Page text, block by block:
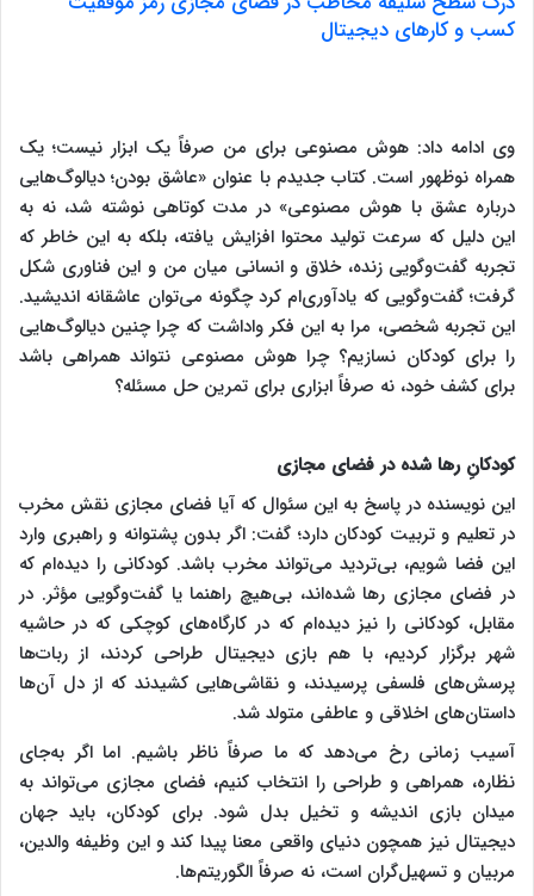
کسب و کارهای دیجیتال
وی ادامه داد: هوش مصنوعی برای من صرفاً یک ابزار نیست؛ یک
همراه نوظهور است. کتاب جدیدم با عنوان «عاشق بودن؛ دیالوگ‌هایی
درباره عشق با هوش مصنوعی» در مدت کوتاهی نوشته شد، نه به
این دلیل که سرعت تولید محتوا افزایش یافته، بلکه به این خاطر که
تجربه گفت‌وگویی زنده، خلاق و انسانی میان من و این فناوری شکل
گرفت؛ گفت‌وگویی که یادآوری‌ام کرد چگونه می‌توان عاشقانه اندیشید.
این تجربه شخصی، مرا به این فکر واداشت که چرا چنین دیالوگ‌هایی
را برای کودکان نسازیم؟ چرا هوش مصنوعی نتواند همراهی باشد
برای کشف خود، نه صرفاً ابزاری برای تمرین حل مسئله؟
کودکانِ رها شده‌ در فضای مجازی
این نویسنده در پاسخ به این سئوال که آیا فضای مجازی نقش مخرب
در تعلیم و تربیت کودکان دارد؛ گفت: اگر بدون پشتوانه و راهبری وارد
این فضا شویم، بی‌تردید می‌تواند مخرب باشد. کودکانی را دیده‌ام که
در فضای مجازی رها شده‌اند، بی‌هیچ راهنما یا گفت‌وگویی مؤثر. در
مقابل، کودکانی را نیز دیده‌ام که در کارگاه‌های کوچکی که در حاشیه
شهر برگزار کردیم، با هم بازی دیجیتال طراحی کردند، از ربات‌ها
پرسش‌های فلسفی پرسیدند، و نقاشی‌هایی کشیدند که از دل آن‌ها
داستان‌های اخلاقی و عاطفی متولد شد.
آسیب زمانی رخ می‌دهد که ما صرفاً ناظر باشیم. اما اگر به‌جای
نظاره، همراهی و طراحی را انتخاب کنیم، فضای مجازی می‌تواند به
میدان بازی اندیشه و تخیل بدل شود. برای کودکان، باید جهان
دیجیتال نیز همچون دنیای واقعی معنا پیدا کند و این وظیفه والدین،
مربیان و تسهیل‌گران است، نه صرفاً الگوریتم‌ها.